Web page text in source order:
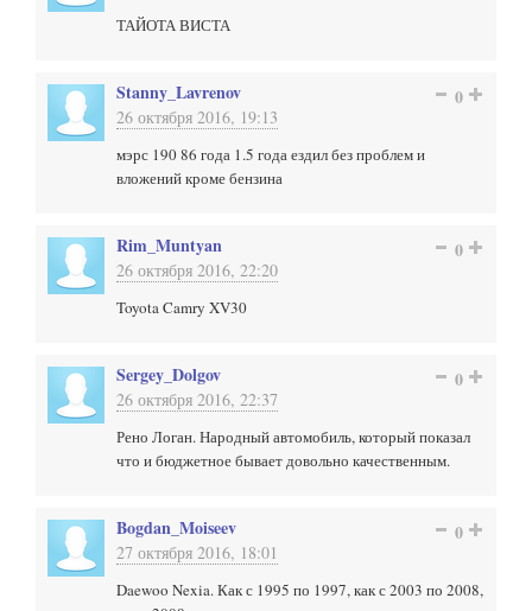
ТАЙОТА ВИСТА
Stanny_Lavrenov
26 октября 2016, 19:13
0
мэрс 190 86 года 1.5 года ездил без проблем и
вложений кроме бензина
Rim_Muntyan
26 октября 2016, 22:20
0
Toyota Camry XV30
Sergey_Dolgov
26 октября 2016, 22:37
0
Рено Логан. Народный автомобиль, который показал
что и бюджетное бывает довольно качественным.
Bogdan_Moiseev
27 октября 2016, 18:01
0
Daewoo Nexia. Как с 1995 по 1997, как с 2003 по 2008,